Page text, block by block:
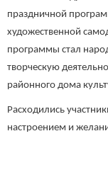
праздничной
художественной
программы стал
творческую
районного дома
Расходились
настроением и